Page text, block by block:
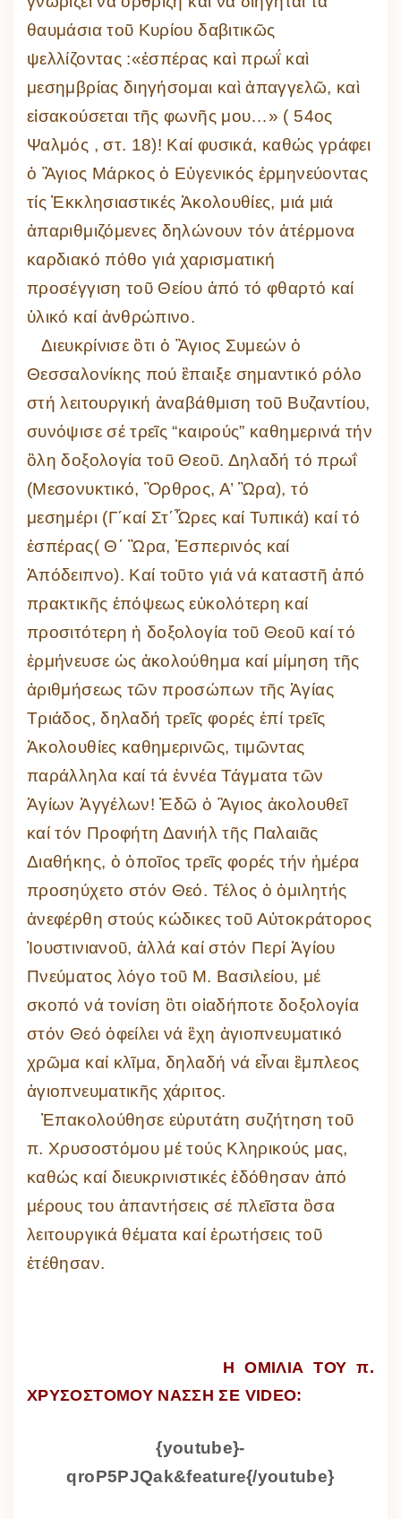
θαυμάσια τοῦ Κυρίου δαβιτικῶς
ψελλίζοντας :«ἑσπέρας καὶ πρωΐ καὶ
μεσημβρίας διηγήσομαι καὶ ἀπαγγελῶ, καὶ
εἰσακούσεται τῆς φωνῆς μου…» ( 54ος
Ψαλμός , στ. 18)! Καί φυσικά, καθώς γράφει
ὀ Ἃγιος Μάρκος ὁ Εὐγενικός ἑρμηνεύοντας
τίς Ἐκκλησιαστικές Ἀκολουθίες, μιά μιά
ἀπαριθμιζόμενες δηλώνουν τόν ἀτέρμονα
καρδιακό πόθο γιά χαρισματική
προσέγγιση τοῦ Θείου ἀπό τό φθαρτό καί
ὑλικό καί ἀνθρώπινο.
Διευκρίνισε ὃτι ὁ Ἃγιος Συμεών ὁ
Θεσσαλονίκης πού ἒπαιξε σημαντικό ρόλο
στή λειτουργική ἀναβάθμιση τοῦ Βυζαντίου,
συνόψισε σέ τρεῖς “καιρούς” καθημερινά τήν
ὃλη δοξολογία τοῦ Θεοῦ. Δηλαδή τό πρωΐ
(Μεσονυκτικό, Ὂρθρος, Α’ Ὣρα), τό
μεσημέρι (Γ΄καί Στ΄Ὧρες καί Τυπικά) καί τό
ἑσπέρας( Θ΄ Ὣρα, Ἑσπερινός καί
Ἀπόδειπνο). Καί τοῦτο γιά νά καταστῆ ἀπό
πρακτικῆς ἐπόψεως εὐκολότερη καί
προσιτότερη ἡ δοξολογία τοῦ Θεοῦ καί τό
ἑρμήνευσε ὡς ἀκολούθημα καί μίμηση τῆς
ἀριθμήσεως τῶν προσώπων τῆς Ἁγίας
Τριάδος, δηλαδή τρεῖς φορές ἐπί τρεῖς
Ἀκολουθίες καθημερινῶς, τιμῶντας
παράλληλα καί τά ἐννέα Τάγματα τῶν
Ἁγίων Ἀγγέλων! Ἐδῶ ὁ Ἃγιος ἀκολουθεῖ
καί τόν Προφήτη Δανιήλ τῆς Παλαιᾶς
Διαθήκης, ὁ ὁποῖος τρεῖς φορές τήν ἡμέρα
προσηύχετο στόν Θεό. Τέλος ὁ ὁμιλητής
ἀνεφέρθη στούς κώδικες τοῦ Αὐτοκράτορος
Ἰουστινιανοῦ, ἀλλά καί στόν Περί Ἁγίου
Πνεύματος λόγο τοῦ Μ. Βασιλείου, μέ
σκοπό νά τονίση ὃτι οἱαδήποτε δοξολογία
στόν Θεό ὀφείλει νά ἒχη ἁγιοπνευματικό
χρῶμα καί κλῖμα, δηλαδή νά εἶναι ἒμπλεος
ἁγιοπνευματικῆς χάριτος.
Ἐπακολούθησε εὐρυτάτη συζήτηση τοῦ
π. Χρυσοστόμου μέ τούς Κληρικούς μας,
καθώς καί διευκρινιστικές ἐδόθησαν ἀπό
μέρους του ἀπαντήσεις σέ πλεῖστα ὃσα
λειτουργικά θέματα καί ἐρωτήσεις τοῦ
ἐτέθησαν.
Η ΟΜΙΛΙΑ ΤΟΥ π.
ΧΡΥΣΟΣΤΟΜΟΥ ΝΑΣΣΗ ΣΕ VIDEO:
{youtube}-
qroP5PJQak&feature{/youtube}